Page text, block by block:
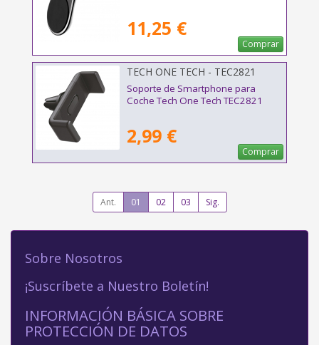
11,25 €
Comprar
TECH ONE TECH - TEC2821
Soporte de Smartphone para
Coche Tech One Tech TEC2821
2,99 €
Comprar
Ant. 01 02 03 Sig.
Sobre Nosotros
¡Suscríbete a Nuestro Boletín!
INFORMACIÓN BÁSICA SOBRE
PROTECCIÓN DE DATOS